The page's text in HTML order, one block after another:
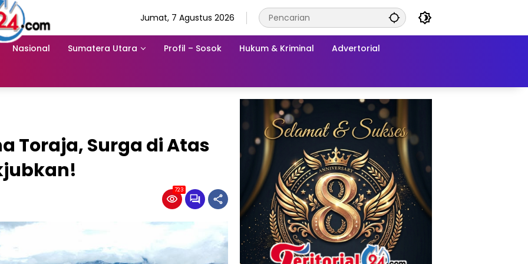
Jumat, 7 Agustus 2026
Nasional Sumatera Utara Profil – Sosok Hukum & Kriminal Advertorial
Toraja, Surga di Atas
723